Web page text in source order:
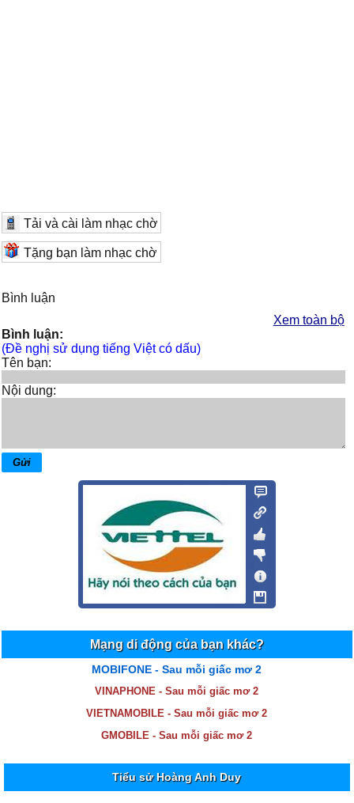
Tải và cài làm nhạc chờ
Tặng bạn làm nhạc chờ
Bình luận
Xem toàn bộ
Bình luận:
(Đề nghị sử dụng tiếng Việt có dấu)
Tên bạn:
Nội dung:
Mạng di động của bạn khác?
MOBIFONE - Sau mỗi giấc mơ 2
VINAPHONE - Sau mỗi giấc mơ 2
VIETNAMOBILE - Sau mỗi giấc mơ 2
GMOBILE - Sau mỗi giấc mơ 2
Tiểu sử Hoàng Anh Duy